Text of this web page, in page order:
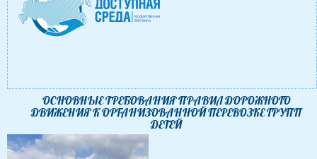
ОСНОВНЫЕ ТРЕБОВАНИЯ ПРАВИЛ ДОРОЖНОГО
ДВИЖЕНИЯ К ОРГАНИЗОВАННОЙ ПЕРЕВОЗКЕ ГРУПП
ДЕТЕЙ